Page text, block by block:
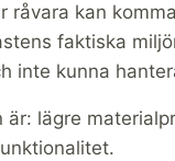
kan
faktiska
inte kunna
lägre